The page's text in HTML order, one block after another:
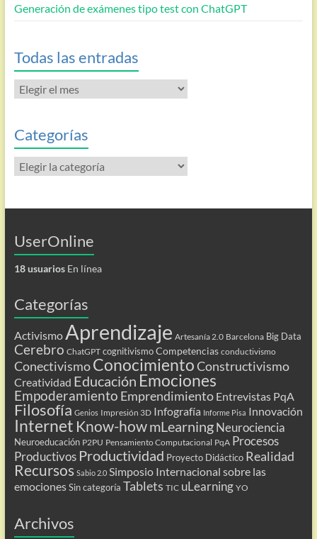
Generación de exámenes tipo test con ChatGPT
Todas las entradas
Todas
las
Categorías
Categorías
UserOnline
18 usuariosEn línea
Categorías
Activismo Aprendizaje Artesanía 2.0 Barcelona Big Data
Cerebro ChatGPT cognitivismo Competencias conductivismo
ConectivismoConocimientoConstructivismo
Creatividad Educación Emociones
Empoderamiento Emprendimiento Entrevistas PqA
Filosofía Genios Impresión 3D Infografía Informe Pisa Innovación
Internet Know-howmLearning Neurociencia
Neuroeducación P2PU Pensamiento Computacional PqA Procesos
Productivos Productividad Proyecto Didáctico Realidad
Recursos Sabio 2.0 Simposio Internacional sobre las
emociones Sin categoría Tablets TIC uLearning YO
Archivos